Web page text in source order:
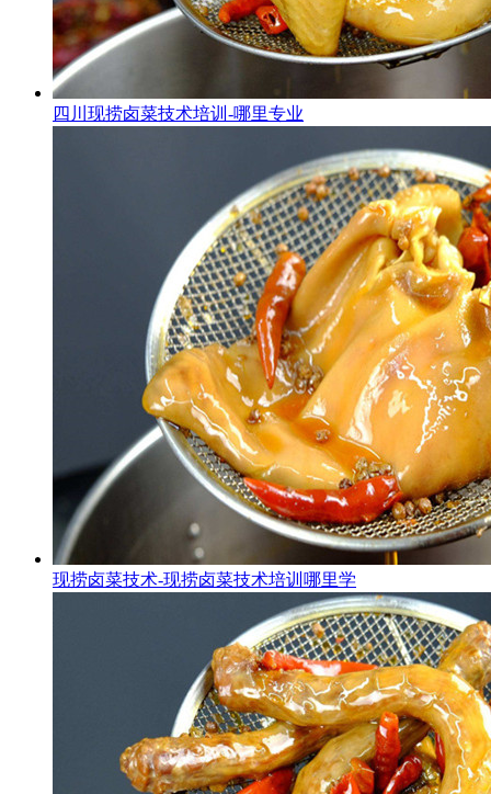
四川现捞卤菜技术培训-哪里专业
现捞卤菜技术-现捞卤菜技术培训哪里学